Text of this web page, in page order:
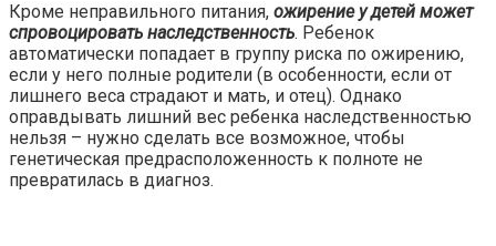
Кроме неправильного питания, ожирение у детей может
спровоцировать наследственность. Ребенок
автоматически попадает в группу риска по ожирению,
если у него полные родители (в особенности, если от
лишнего веса страдают и мать, и отец). Однако
оправдывать лишний вес ребенка наследственностью
нельзя – нужно сделать все возможное, чтобы
генетическая предрасположенность к полноте не
превратилась в диагноз.